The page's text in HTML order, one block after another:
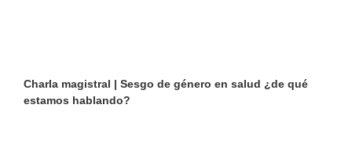
Charla magistral | Sesgo de género en salud ¿de qué
estamos hablando?